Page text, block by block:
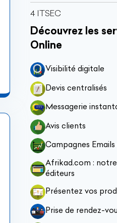
4 ITSEC
Découvrez les
Online
Visibilité digitale
Devis centralisés
Messagerie
Avis clients
Campagnes
Afrikad.com :
éditeurs
Présentez vos
Prise de rendez-